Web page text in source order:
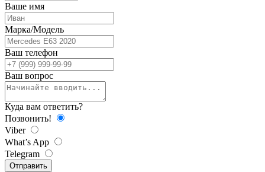
Ваше имя
Марка/Модель
Ваш телефон
Ваш вопрос
Куда вам ответить?
Позвонить!
Viber
What’s App
Telegram
Отправить